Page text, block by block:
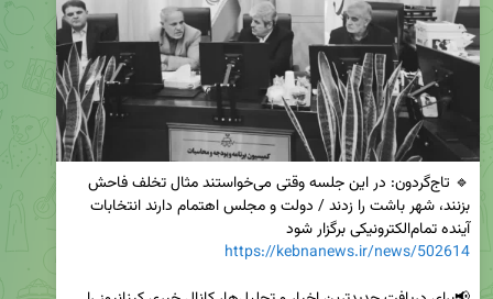
آینده تمام‌الکترونیکی برگزار شود
https://kebnanews.ir/news/502614